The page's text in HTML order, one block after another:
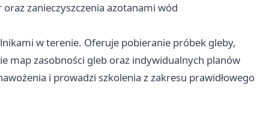
zanieczyszczenia azotanami wód
w terenie. Oferuje pobieranie próbek gleby,
map zasobności gleb oraz indywidualnych planów
i prowadzi szkolenia z zakresu prawidłowego